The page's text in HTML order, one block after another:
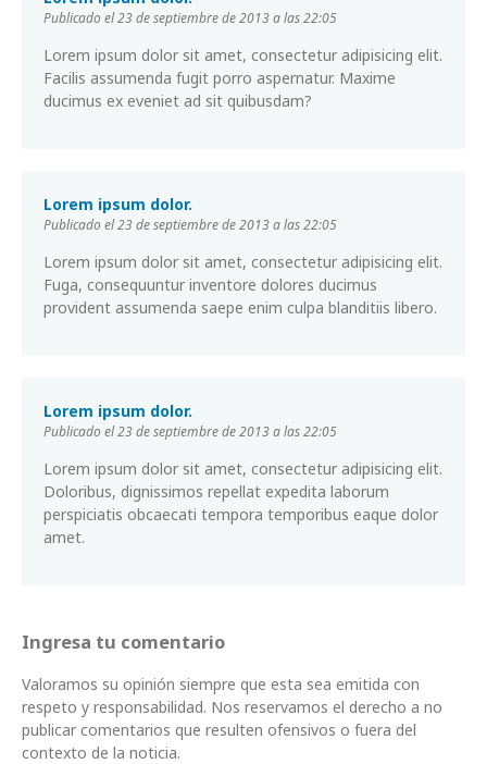
Publicado el 23 de septiembre de 2013 a las 22:05
Lorem ipsum dolor sit amet, consectetur adipisicing elit.
Facilis assumenda fugit porro aspernatur. Maxime
ducimus ex eveniet ad sit quibusdam?
Lorem ipsum dolor.
Publicado el 23 de septiembre de 2013 a las 22:05
Lorem ipsum dolor sit amet, consectetur adipisicing elit.
Fuga, consequuntur inventore dolores ducimus
provident assumenda saepe enim culpa blanditiis libero.
Lorem ipsum dolor.
Publicado el 23 de septiembre de 2013 a las 22:05
Lorem ipsum dolor sit amet, consectetur adipisicing elit.
Doloribus, dignissimos repellat expedita laborum
perspiciatis obcaecati tempora temporibus eaque dolor
amet.
Ingresa tu comentario
Valoramos su opinión siempre que esta sea emitida con
respeto y responsabilidad. Nos reservamos el derecho a no
publicar comentarios que resulten ofensivos o fuera del
contexto de la noticia.